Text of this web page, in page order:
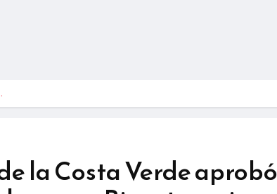
la Costa Verde aprobó